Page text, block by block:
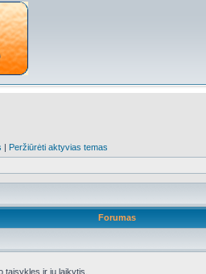
| Peržiūrėti aktyvias temas
Forumas
taisykles ir jų laikytis.